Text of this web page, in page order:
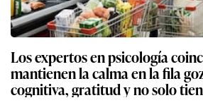
Los expertos en psicología
mantienen la calma en la fila
cognitiva, gratitud y no solo